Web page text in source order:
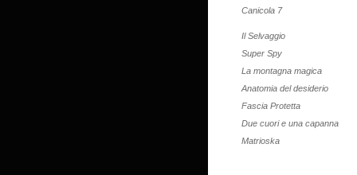
Canicola 7
Il Selvaggio
Super Spy
La montagna magica
Anatomia del desiderio
Fascia Protetta
Due cuori e una capanna
Matrioska